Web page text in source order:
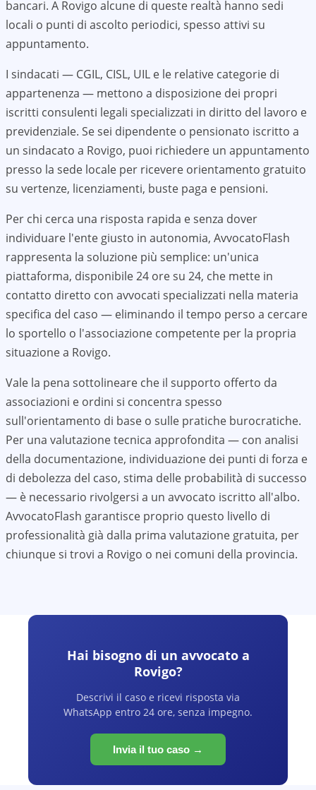
bancari. A Rovigo alcune di queste realtà hanno sedi
locali o punti di ascolto periodici, spesso attivi su
appuntamento.
I sindacati — CGIL, CISL, UIL e le relative categorie di
appartenenza — mettono a disposizione dei propri
iscritti consulenti legali specializzati in diritto del lavoro e
previdenziale. Se sei dipendente o pensionato iscritto a
un sindacato a Rovigo, puoi richiedere un appuntamento
presso la sede locale per ricevere orientamento gratuito
su vertenze, licenziamenti, buste paga e pensioni.
Per chi cerca una risposta rapida e senza dover
individuare l'ente giusto in autonomia, AvvocatoFlash
rappresenta la soluzione più semplice: un'unica
piattaforma, disponibile 24 ore su 24, che mette in
contatto diretto con avvocati specializzati nella materia
specifica del caso — eliminando il tempo perso a cercare
lo sportello o l'associazione competente per la propria
situazione a Rovigo.
Vale la pena sottolineare che il supporto offerto da
associazioni e ordini si concentra spesso
sull'orientamento di base o sulle pratiche burocratiche.
Per una valutazione tecnica approfondita — con analisi
della documentazione, individuazione dei punti di forza e
di debolezza del caso, stima delle probabilità di successo
— è necessario rivolgersi a un avvocato iscritto all'albo.
AvvocatoFlash garantisce proprio questo livello di
professionalità già dalla prima valutazione gratuita, per
chiunque si trovi a Rovigo o nei comuni della provincia.
Hai bisogno di un avvocato a
Rovigo?
Descrivi il caso e ricevi risposta via
WhatsApp entro 24 ore, senza impegno.
Invia il tuo caso →